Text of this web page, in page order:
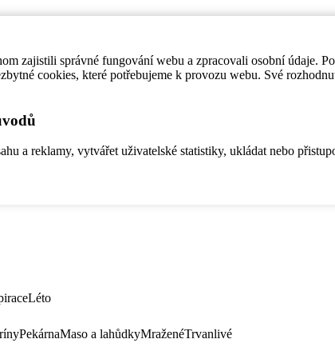
zajistili správné fungování webu a zpracovali osobní údaje.
cookies, které potřebujeme k provozu webu. Své
a reklamy, vytvářet uživatelské statistiky, ukládat nebo
Léto
PekárnaMaso a lahůdkyMraženéTrvanlivé